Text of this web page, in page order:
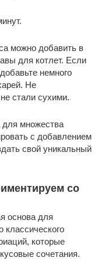
можно добавить в
для котлет. Если
немного
Не
стали сухими.
для множества
с добавлением
свой уникальный
со
основа для
которые
сочетания.